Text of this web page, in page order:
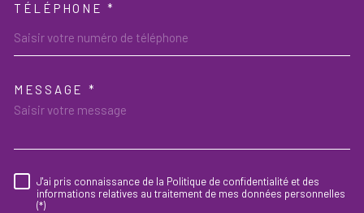
TÉLÉPHONE *
MESSAGE *
RÈGLEMENTATION
J'ai pris connaissance de la Politique de confidentialité et des
informations relatives au traitement de mes données personnelles
(*)